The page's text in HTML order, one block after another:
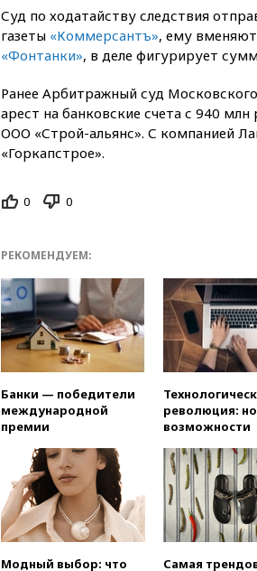
Суд по ходатайству следствия
газеты «Коммерсантъ», ему
«Фонтанки», в деле фигурирует
Ранее Арбитражный суд
арест на банковские счета с 940
ООО «Строй-альянс». С компанией
«Горкапстрое».
0 0
РЕКОМЕНДУЕМ:
Банки — победители
международной
премии
революция:
возможности
Модный выбор: что
Самая